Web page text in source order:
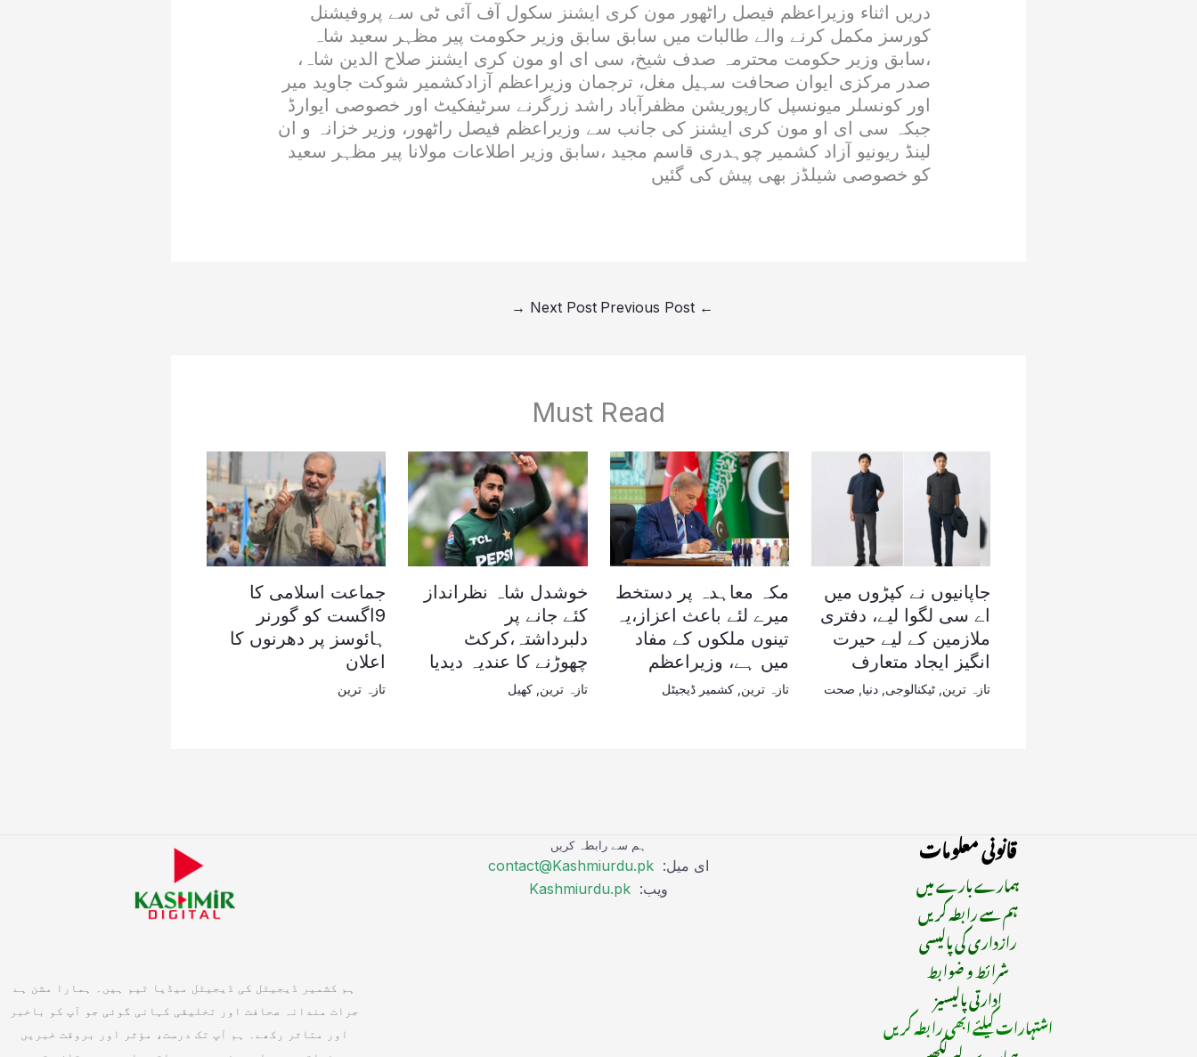
دریں اثناء وزیراعظم فیصل راٹھور مون کری ایشنز سکول آف آئی ٹی سے پروفیشنل
کورسز مکمل کرنے والے طالبات میں سابق سابق وزیر حکومت پیر مظہر سعید شاہ
،سابق وزیر حکومت محترمہ صدف شیخ، سی ای او مون کری ایشنز صلاح الدین شاہ،
صدر مرکزی ایوان صحافت سہیل مغل، ترجمان وزیراعظم آزادکشمیر شوکت جاوید میر
اور کونسلر میونسپل کارپوریشن مظفرآباد راشد زرگرنے سرٹیفکیٹ اور خصوصی ایوارڈ
جبکہ سی ای او مون کری ایشنز کی جانب سے وزیراعظم فیصل راٹھور، وزیر خزانہ و ان
لینڈ ریونیو آزاد کشمیر چوہدری قاسم مجید ،سابق وزیر اطلاعات مولانا پیر مظہر سعید
کو خصوصی شیلڈز بھی پیش کی گئیں
←
Next Post
→
Must Read
جاپانیوں نے کپڑوں میں
اے سی لگوا لیے، دفتری
ملازمین کے لیے حیرت
انگیز ایجاد متعارف
تازہ ترین ٹیکنالوجی دنیا صحت
مکہ معاہدہ پر دستخط
میرے لئے باعث اعزاز،یہ
تینوں ملکوں کے مفاد
میں ہے، وزیراعظم
تازہ ترین ,کشمیر ڈیجیٹل
خوشدل شاہ نظرانداز
کئے جانے پر
دلبرداشتہ،کرکٹ
چھوڑنے کا عندیہ دیدیا
تازہ ترین ,کھیل
جماعت اسلامی کا
9اگست کو گورنر
ہائوسز پر دھرنوں کا
اعلان
تازہ ترین
قانونی معلومات
ہمارے بارے میں
ہم سے رابطہ کریں
رازداری کی پالیسی
شرائط و ضوابط
ادارتی پالیسیز
اشتہارات کیلئے ابھی رابطہ کریں
ہم سے رابطہ کریں
ای میل: contact@Kashmiurdu.pk
ویب: Kashmiurdu.pk
ہم کشمیر ڈیجیٹل کی ڈیجیٹل میڈیا ٹیم ہیں۔ ہمارا مشن ہے
جرات مندانہ صحافت اور تخلیقی کہانی گوئی جو آپ کو باخبر
اور متاثر رکھے۔ ہم آپ تک درست، مؤثر اور بروقت خبریں